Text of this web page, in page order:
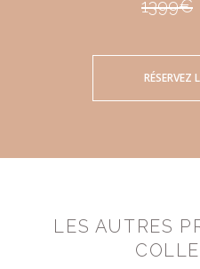
1399€
RÉSERVEZ
LES AUTRES